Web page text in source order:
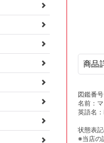
(1)
を商品
図鑑番
名前：
英語名
状態表
※当店の